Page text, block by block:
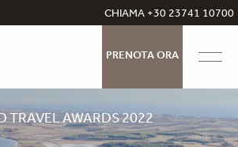
CHIAMA +30 23741 10700
PRENOTA ORA
TRAVEL AWARDS 2022